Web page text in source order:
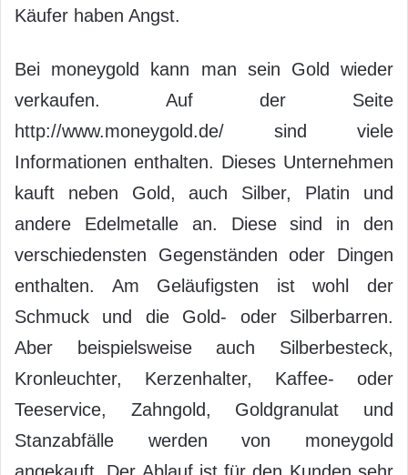
Käufer haben Angst.
Bei moneygold kann man sein Gold wieder
verkaufen. Auf der Seite
http://www.moneygold.de/ sind viele
Informationen enthalten. Dieses Unternehmen
kauft neben Gold, auch Silber, Platin und
andere Edelmetalle an. Diese sind in den
verschiedensten Gegenständen oder Dingen
enthalten. Am Geläufigsten ist wohl der
Schmuck und die Gold- oder Silberbarren.
Aber beispielsweise auch Silberbesteck,
Kronleuchter, Kerzenhalter, Kaffee- oder
Teeservice, Zahngold, Goldgranulat und
Stanzabfälle werden von moneygold